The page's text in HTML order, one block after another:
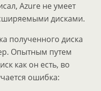
Azure не умеет
дисками.
полученного диска
Опытным путем
как он есть, во
ошибка: